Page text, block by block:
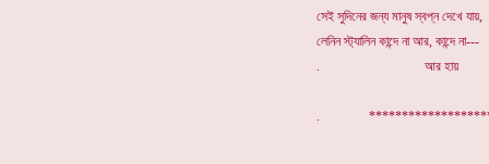
সেই সুদিনের জন্য মানুষ স্বপ্ন দেখে যায়,
লেনিন স্ট্যালিন কান্দে না আর, কান্দে না---
. আর হায়
.